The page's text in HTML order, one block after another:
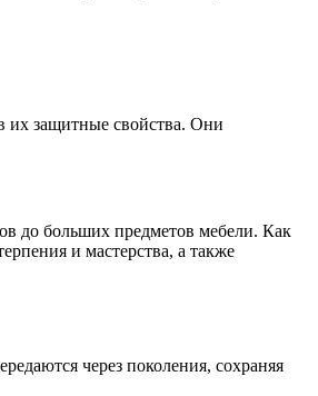
их защитные свойства. Они
до больших предметов мебели. Как
и мастерства, а также
через поколения, сохраняя